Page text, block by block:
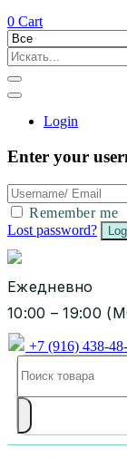
0 Cart
Login
Enter your
Remember me
Lost password?
Ежедневно
10:00 – 19:00
+7 (916) 438-